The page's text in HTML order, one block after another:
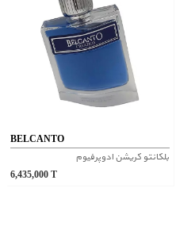
BELCANTO
بلکانتو کریشن ادوپرفیوم
6,435,000